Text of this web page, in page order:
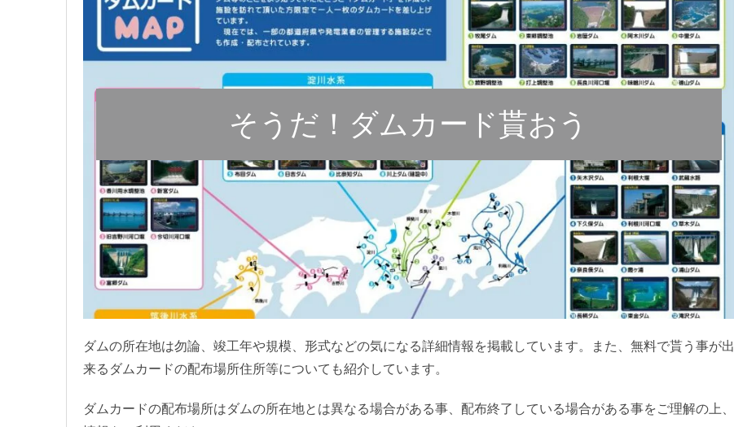
そうだ！ダムカード貰おう
ダムの所在地は勿論、竣工年や規模、形式などの気になる詳細情報を掲載しています。また、無料で貰う事が出
来るダムカードの配布場所住所等についても紹介しています。
ダムカードの配布場所はダムの所在地とは異なる場合がある事、配布終了している場合がある事をご理解の上、